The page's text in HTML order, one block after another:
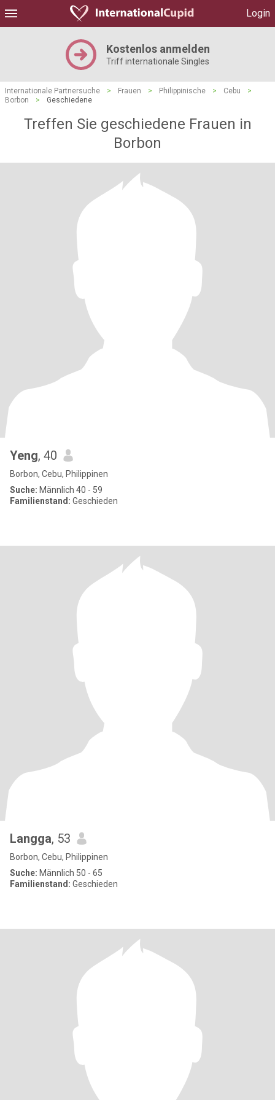
Login
Kostenlos anmelden
Triff internationale Singles
Internationale Partnersuche > Frauen > Philippinische > Cebu
>
Borbon
> Geschiedene
Treffen Sie geschiedene Frauen in
Borbon
Yeng, 40
Borbon, Cebu, Philippinen
Suche: Männlich 40 - 59
Familienstand: Geschieden
Langga, 53
Borbon, Cebu, Philippinen
Suche: Männlich 50 - 65
Familienstand: Geschieden